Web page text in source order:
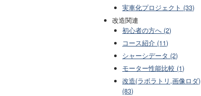
実車化プロジェクト (33)
改造関連
初心者の方へ (2)
コース紹介 (11)
シャーシデータ (2)
モーター性能比較 (1)
改造(ラボラトリ,画像ロダ)
(83)